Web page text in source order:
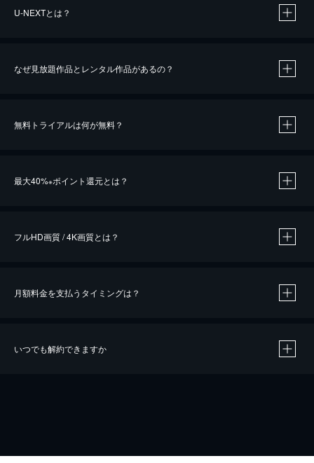
U-NEXTとは？
なぜ見放題作品とレンタル作品があるの？
無料トライアルは何が無料？
最大40%※ポイント還元とは？
※40％ポイント還元の対象は、クレジットカード決済による作品の購入 / レンタルです。
iOSアプリのUコイン決済による作品の購入 / レンタルは、20％のポイント還元です。
フルHD画質 / 4K画質とは？
月額料金を支払うタイミングは？
いつでも解約できますか